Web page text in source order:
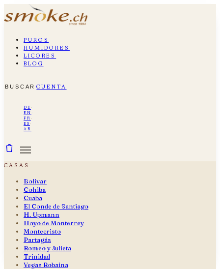
puros
humidores
licores
blog
buscar cuenta
de ·
en ·
fr ·
es ·
ar
casas
Bolivar
Cohiba
Cuaba
El Conde de Santiago
H. Upmann
Hoyo de Monterrey
Montecristo
Partagás
Romeo y Julieta
Trinidad
Vegas Robaina